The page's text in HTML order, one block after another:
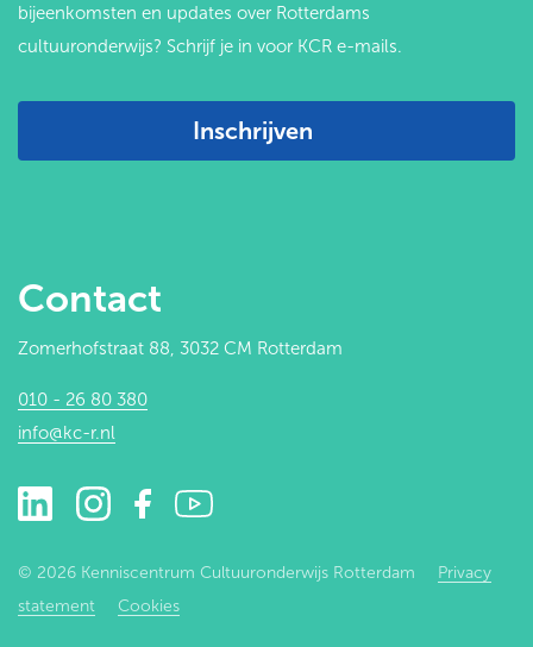
bijeenkomsten en updates over Rotterdams
cultuuronderwijs? Schrijf je in voor KCR e-mails.
Inschrijven
Contact
Zomerhofstraat 88, 3032 CM Rotterdam
010 - 26 80 380
info@kc-r.nl
© 2026 Kenniscentrum Cultuuronderwijs Rotterdam
Privacy
statement
Cookies